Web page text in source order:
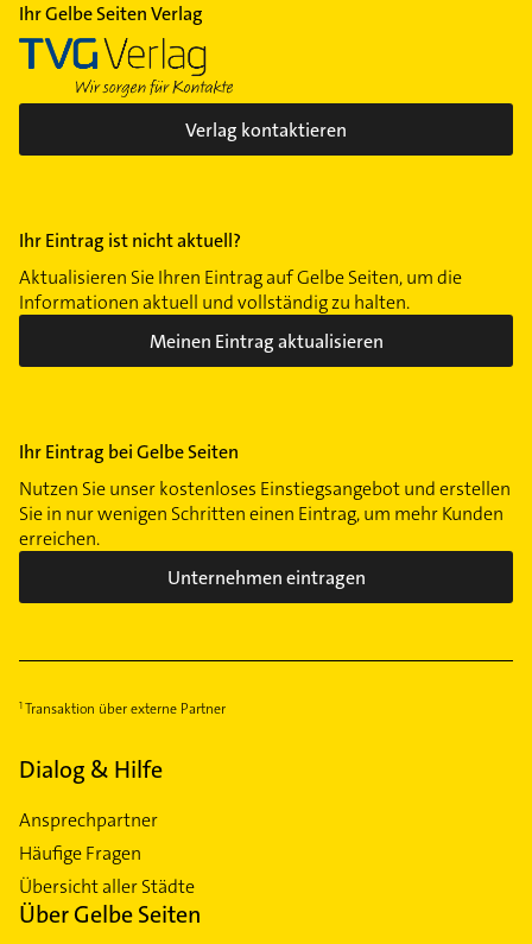
Ihr Gelbe Seiten Verlag
Verlag kontaktieren
Ihr Eintrag ist nicht aktuell?
Aktualisieren Sie Ihren Eintrag auf Gelbe Seiten, um die
Informationen aktuell und vollständig zu halten.
Meinen Eintrag aktualisieren
Ihr Eintrag bei Gelbe Seiten
Nutzen Sie unser kostenloses Einstiegsangebot und erstellen
Sie in nur wenigen Schritten einen Eintrag, um mehr Kunden
erreichen.
Unternehmen eintragen
Transaktion über externe Partner
Dialog & Hilfe
Ansprechpartner
Häufige Fragen
Übersicht aller Städte
Über Gelbe Seiten